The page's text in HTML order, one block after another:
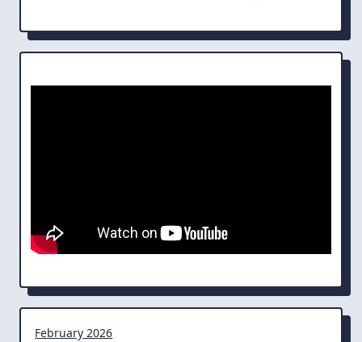
February 2026